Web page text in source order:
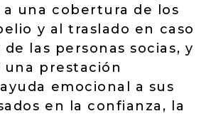
una cobertura de los
y al traslado en caso
las personas socias, y
prestación
emocional a sus
en la confianza, la